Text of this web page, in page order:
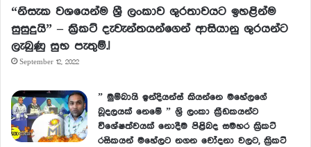
“නිසැක වශයෙන්ම ශ්‍රී ලංකාව ශුරතාවයට ඉහළින්ම
සුසුදුයි” – ක්‍රිකට් දැවැන්තයන්ගෙන් ආසියානු ශුරයන්ට
ලැබුණු සුභ පැතුම්.!
September 12, 2022
” මුම්බායි ඉන්දියන්ස් කියන්නෙ මහේලගේ
බූදලයක් නෙමේ ” ශ්‍රි ලංකා ක්‍රීඩකයන්ට
විශේෂත්වයක් නොදීම පිළිබද සමහර ක්‍රිකට්
රසිකයන් මහේලට නගන චෝදනා වලට, ක්‍රිකට්